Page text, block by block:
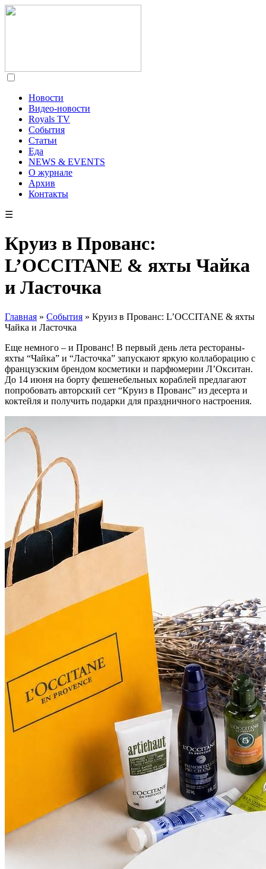
Новости
Видео-новости
Royals TV
События
Статьи
Еда
NEWS & EVENTS
О журнале
Архив
Контакты
☰
Круиз в Прованс:
L’OCCITANE & яхты Чайка
и Ласточка
Главная » События » Круиз в Прованс: L’OCCITANE & яхты
Чайка и Ласточка
Еще немного – и Прованс! В первый день лета рестораны-
яхты “Чайка” и “Ласточка” запускают яркую коллаборацию с
французским брендом косметики и парфюмерии Л’Окситан.
До 14 июня на борту фешенебельных кораблей предлагают
попробовать авторский сет “Круиз в Прованс” из десерта и
коктейля и получить подарки для праздничного настроения.